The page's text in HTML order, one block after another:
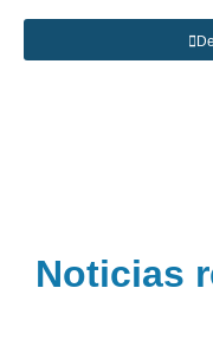
Noticias